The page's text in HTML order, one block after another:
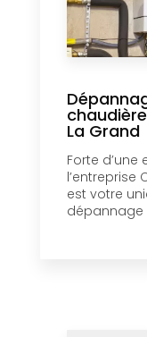
La Grand
Forte d’une
l’entreprise
est votre
dépannage